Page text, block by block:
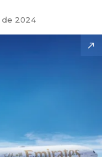
de 2024